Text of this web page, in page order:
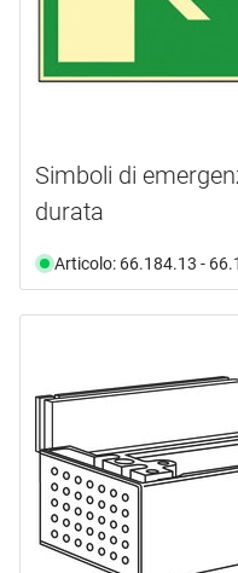
Simboli di
durata
Articolo: 66.184.13 -